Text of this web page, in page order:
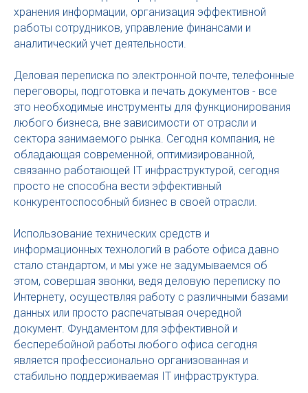
хранения информации, организация эффективной
работы сотрудников, управление финансами и
аналитический учет деятельности.
Деловая переписка по электронной почте, телефонные
переговоры, подготовка и печать документов - все
это необходимые инструменты для функционирования
любого бизнеса, вне зависимости от отрасли и
сектора занимаемого рынка. Сегодня компания, не
обладающая современной, оптимизированной,
связанно работающей IT инфраструктурой, сегодня
просто не способна вести эффективный
конкурентоспособный бизнес в своей отрасли.
Использование технических средств и
информационных технологий в работе офиса давно
стало стандартом, и мы уже не задумываемся об
этом, совершая звонки, ведя деловую переписку по
Интернету, осуществляя работу с различными базами
данных или просто распечатывая очередной
документ. Фундаментом для эффективной и
бесперебойной работы любого офиса сегодня
является профессионально организованная и
стабильно поддерживаемая IT инфраструктура.